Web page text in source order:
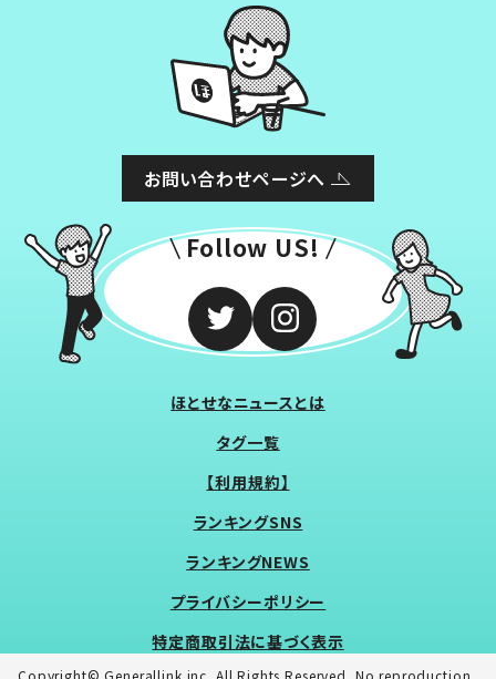
お問い合わせページへ
Follow US!
ほとせなニュースとは
タグ一覧
【利用規約】
ランキングSNS
ランキングNEWS
プライバシーポリシー
特定商取引法に基づく表示